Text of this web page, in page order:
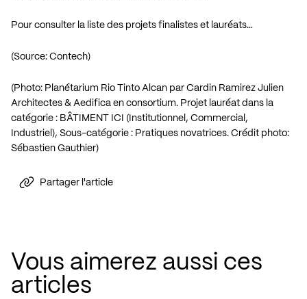
Pour consulter la liste des projets finalistes et lauréats…
(Source: Contech)
(Photo: Planétarium Rio Tinto Alcan par Cardin Ramirez Julien
Architectes & Aedifica en consortium. Projet lauréat dans la
catégorie : BÂTIMENT ICI (Institutionnel, Commercial,
Industriel), Sous-catégorie : Pratiques novatrices. Crédit photo:
Sébastien Gauthier)
Partager l'article
Vous aimerez aussi ces
articles